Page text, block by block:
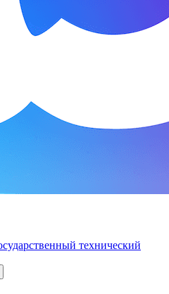
технический